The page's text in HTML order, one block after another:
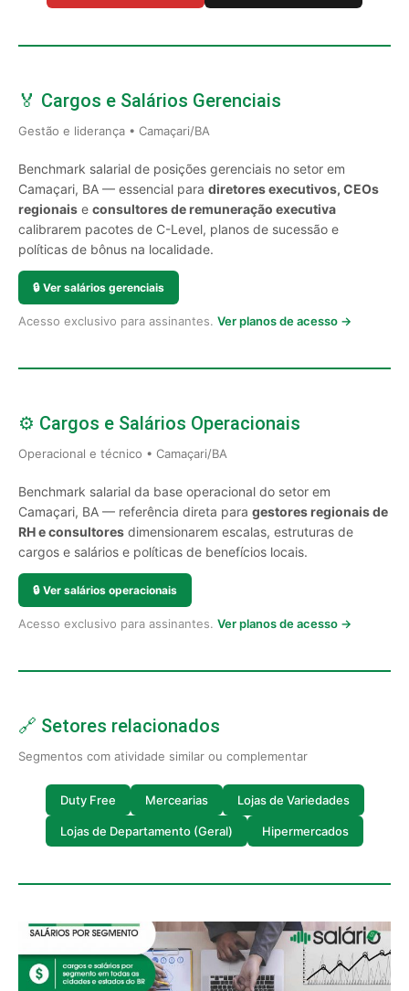
🏅 Cargos e Salários Gerenciais
Gestão e liderança • Camaçari/BA
Benchmark salarial de posições gerenciais no setor em
Camaçari, BA — essencial para diretores executivos, CEOs
regionais e consultores de remuneração executiva
calibrarem pacotes de C-Level, planos de sucessão e
políticas de bônus na localidade.
🔒 Ver salários gerenciais
Acesso exclusivo para assinantes. Ver planos de acesso →
⚙️ Cargos e Salários Operacionais
Operacional e técnico • Camaçari/BA
Benchmark salarial da base operacional do setor em
Camaçari, BA — referência direta para gestores regionais de
RH e consultores dimensionarem escalas, estruturas de
cargos e salários e políticas de benefícios locais.
🔒 Ver salários operacionais
Acesso exclusivo para assinantes. Ver planos de acesso →
🔗 Setores relacionados
Segmentos com atividade similar ou complementar
Duty Free Mercearias Lojas de Variedades
Lojas de Departamento (Geral) Hipermercados